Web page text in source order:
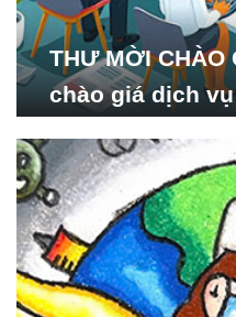
THƯ MỜI CHÀO
chào giá dịch
Nghiên cứu
hội_ISDS)